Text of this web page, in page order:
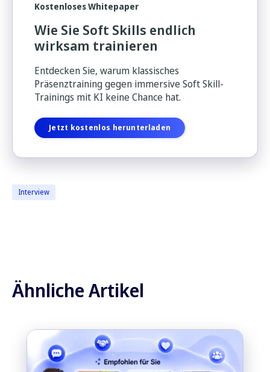
Kostenloses Whitepaper
Wie Sie Soft Skills endlich
wirksam trainieren
Entdecken Sie, warum klassisches
Präsenztraining gegen immersive Soft Skill-
Trainings mit KI keine Chance hat.
Jetzt kostenlos herunterladen
Interview
Ähnliche Artikel